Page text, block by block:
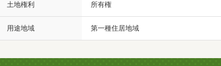
土地権利 所有権
用途地域 第一種住居地域